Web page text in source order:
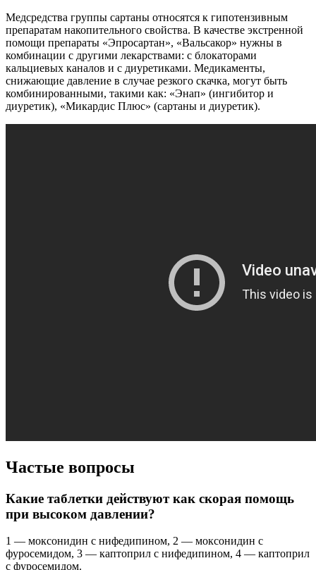
Медсредства группы сартаны относятся к гипотензивным
препаратам накопительного свойства. В качестве экстренной
помощи препараты «Эпросартан», «Вальсакор» нужны в
комбинации с другими лекарствами: с блокаторами
кальциевых каналов и с диуретиками. Медикаменты,
снижающие давление в случае резкого скачка, могут быть
комбинированными, такими как: «Энап» (ингибитор и
диуретик), «Микардис Плюс» (сартаны и диуретик).
Частые вопросы
Какие таблетки действуют как скорая помощь
при высоком давлении?
1 — моксонидин с нифедипином, 2 — моксонидин с
фуросемидом, 3 — каптоприл с нифедипином, 4 — каптоприл
с фуросемидом.